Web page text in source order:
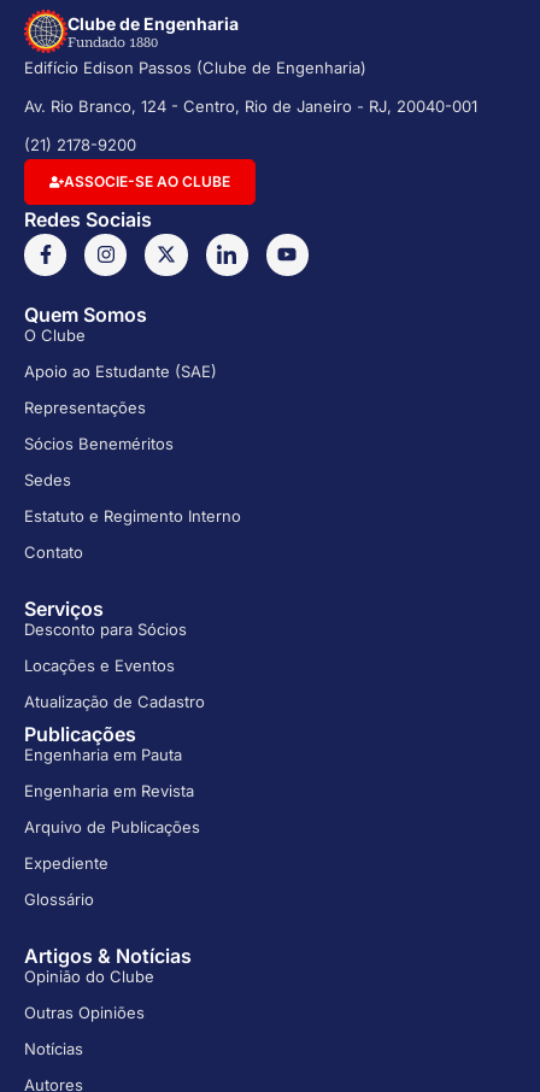
Clube de Engenharia
Fundado 1880
Edifício Edison Passos (Clube de Engenharia)
Av. Rio Branco, 124 - Centro, Rio de Janeiro - RJ, 20040-001
(21) 2178-9200
ASSOCIE-SE AO CLUBE
Redes Sociais
Quem Somos
O Clube
Apoio ao Estudante (SAE)
Representações
Sócios Beneméritos
Sedes
Estatuto e Regimento Interno
Contato
Serviços
Desconto para Sócios
Locações e Eventos
Atualização de Cadastro
Publicações
Engenharia em Pauta
Engenharia em Revista
Arquivo de Publicações
Expediente
Glossário
Artigos & Notícias
Opinião do Clube
Outras Opiniões
Notícias
Autores